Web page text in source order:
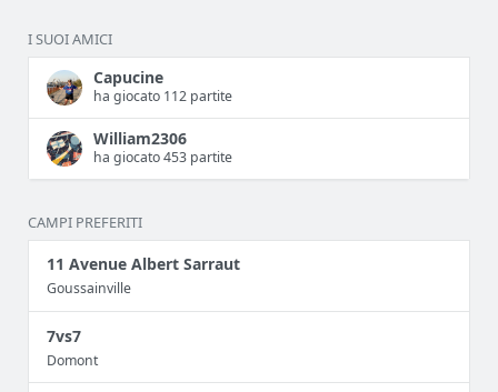
I SUOI AMICI
Capucine
ha giocato 112 partite
William2306
ha giocato 453 partite
CAMPI PREFERITI
11 Avenue Albert Sarraut
Goussainville
7vs7
Domont